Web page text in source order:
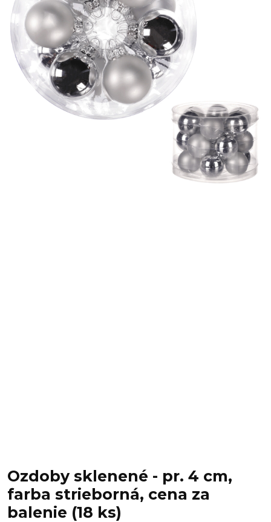
Ozdoby sklenené - pr. 4 cm,
farba strieborná, cena za
balenie (18 ks)